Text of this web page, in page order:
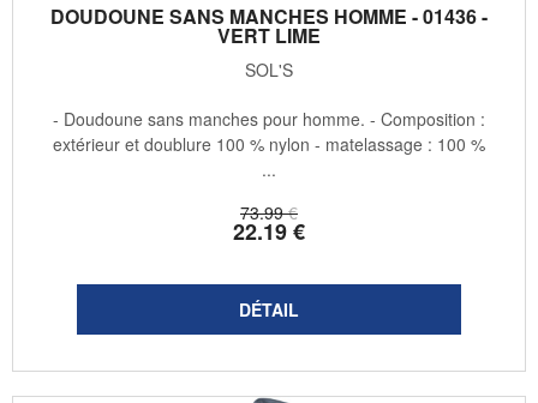
DOUDOUNE SANS MANCHES HOMME - 01436 -
VERT LIME
SOL'S
73.99 €
22.19€
- Doudoune sans manches pour homme. - Composition :
extérieur et doublure 100 % nylon - matelassage : 100 %
...